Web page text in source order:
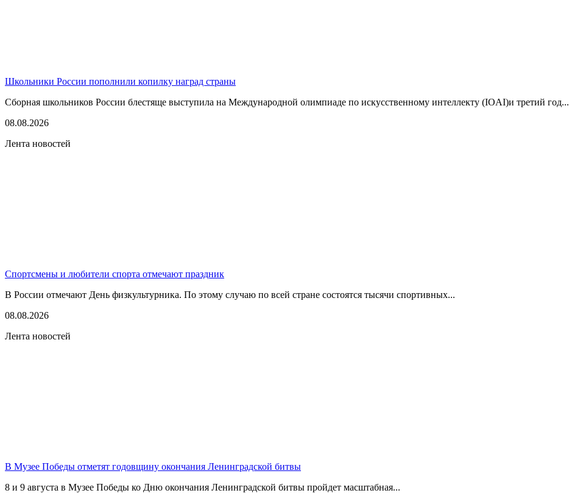
Школьники России пополнили копилку наград страны
Сборная школьников России блестяще выступила на Международной олимпиаде по искусственному интеллекту (IOAI)и третий год...
08.08.2026
Лента новостей
Спортсмены и любители спорта отмечают праздник
В России отмечают День физкультурника. По этому случаю по всей стране состоятся тысячи спортивных...
08.08.2026
Лента новостей
В Музее Победы отметят годовщину окончания Ленинградской битвы
8 и 9 августа в Музее Победы ко Дню окончания Ленинградской битвы пройдет масштабная...